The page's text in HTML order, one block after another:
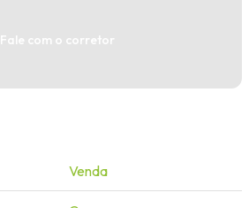
Fale com o corretor
Venda